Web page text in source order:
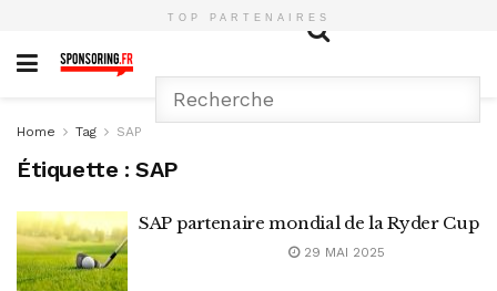
TOP PARTENAIRES
Home Tag SAP
Étiquette :SAP
SAP partenaire mondial de la Ryder Cup
29 MAI 2025